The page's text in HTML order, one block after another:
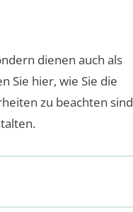
dienen auch als
Sie hier, wie Sie die
zu beachten sind